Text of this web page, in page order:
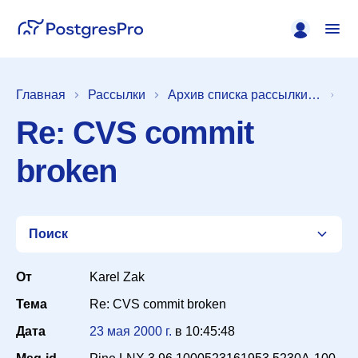
Главная Рассылки Архив списка рассылки [pgsql-hackers]
Re: CVS commit
broken
Поиск
От
Karel Zak
Тема
Re: CVS commit broken
Дата
23 мая 2000 г. в 10:45:48